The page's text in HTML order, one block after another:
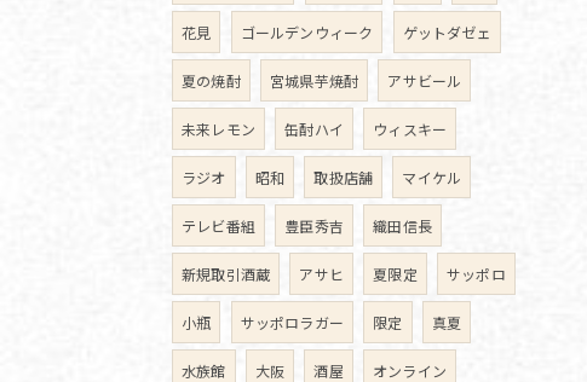
花見 ゴールデンウィーク ゲットダゼェ
夏の焼酎 宮城県芋焼酎 アサビール
未来レモン 缶酎ハイ ウィスキー
ラジオ 昭和 取扱店舗 マイケル
テレビ番組 豊臣秀吉 織田信長
新規取引酒蔵 アサヒ 夏限定 サッポロ
小瓶 サッポロラガー 限定 真夏
水族館 大阪 酒屋 オンライン